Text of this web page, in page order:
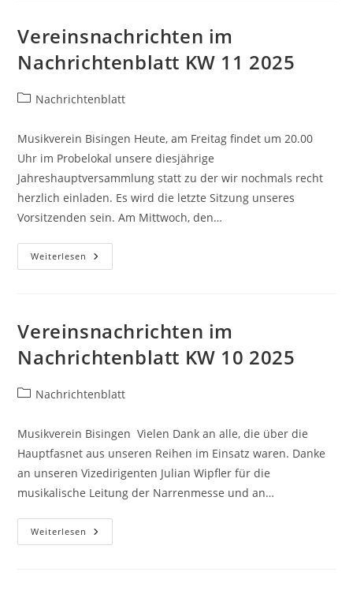
Vereinsnachrichten im
Nachrichtenblatt KW 11 2025
Beitrags-
Nachrichtenblatt
Musikverein Bisingen Heute, am Freitag findet um 20.00
Uhr im Probelokal unsere diesjährige
Jahreshauptversammlung statt zu der wir nochmals recht
herzlich einladen. Es wird die letzte Sitzung unseres
Vorsitzenden sein. Am Mittwoch, den…
Weiterlesen Vereinsnachrichten
Im
Vereinsnachrichten im
Nachrichtenblatt KW 10 2025
Beitrags-
Nachrichtenblatt
Musikverein Bisingen Vielen Dank an alle, die über die
Hauptfasnet aus unseren Reihen im Einsatz waren. Danke
an unseren Vizedirigenten Julian Wipfler für die
musikalische Leitung der Narrenmesse und an…
Weiterlesen Vereinsnachrichten
Im